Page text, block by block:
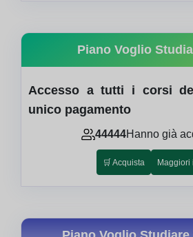
Piano Voglio
Accesso a tutti i corsi
unico pagamento
44444Hanno già
🛒 Acquista Maggiori